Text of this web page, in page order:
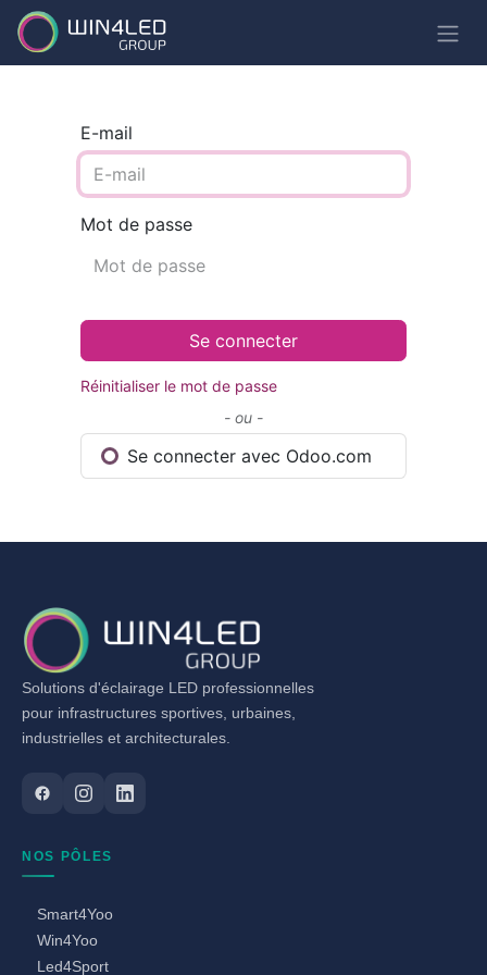
E-mail
Mot de passe
Se connecter
Réinitialiser le mot de passe
- ou -
Se connecter avec Odoo.com
Solutions d'éclairage LED professionnelles
pour infrastructures sportives, urbaines,
industrielles et architecturales.
NOS PÔLES
Smart4Yoo
Win4Yoo
Led4Sport